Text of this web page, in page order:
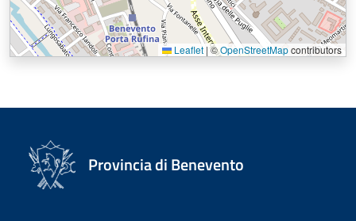
Leaflet |©OpenStreetMapcontributors
Provincia di Benevento